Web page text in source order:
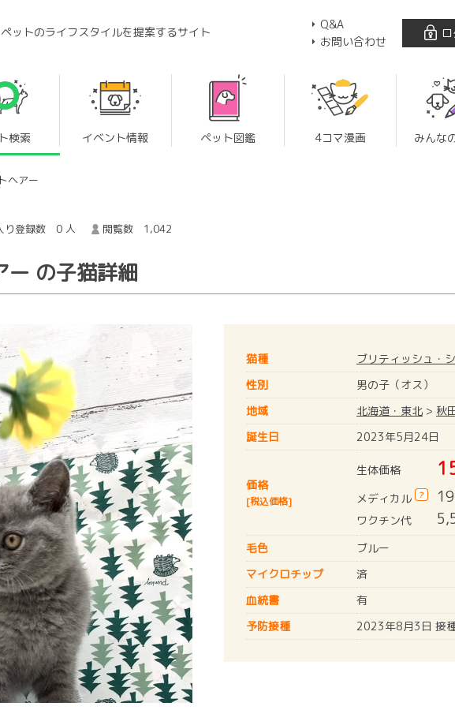
ットのライフスタイルを提案するサイト
Q&A
お問い合わせ
検索 イベント情報 ペット図鑑 4コマ漫画 みんな
ヘアー
り登録数 0 人 閲覧数 1,042
ー の子猫詳細
猫種
ブリティッシュ・
性別
男の子（オス）
地域
北海道・東北 > 秋
誕生日
2023年5月24日
価格
[税込価格]
生体価格
メディカル ?
ワクチン代
毛色
ブルー
マイクロチップ
済
血統書
有
予防接種
2023年8月3日 接